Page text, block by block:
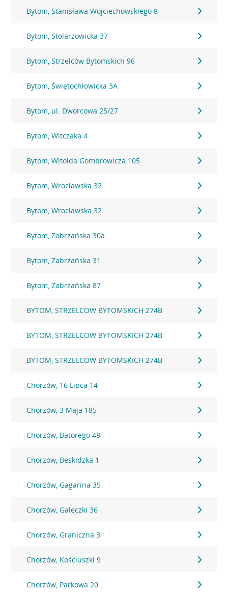
Bytom, Stanisława Wojciechowskiego 8
Bytom, Stolarzowicka 37
Bytom, Strzelców Bytomskich 96
Bytom, Świętochłowicka 3A
Bytom, ul. Dworcowa 25/27
Bytom, Witczaka 4
Bytom, Witolda Gombrowicza 105
Bytom, Wrocławska 32
Bytom, Wrocławska 32
Bytom, Zabrzańska 30a
Bytom, Zabrzańska 31
Bytom, Zabrzańska 87
BYTOM, STRZELCOW BYTOMSKICH 274B
BYTOM, STRZELCOW BYTOMSKICH 274B
BYTOM, STRZELCOW BYTOMSKICH 274B
Chorzów, 16 Lipca 14
Chorzów, 3 Maja 185
Chorzów, Batorego 48
Chorzów, Beskidzka 1
Chorzów, Gagarina 35
Chorzów, Gałeczki 36
Chorzów, Graniczna 3
Chorzów, Kościuszki 9
Chorzów, Parkowa 20